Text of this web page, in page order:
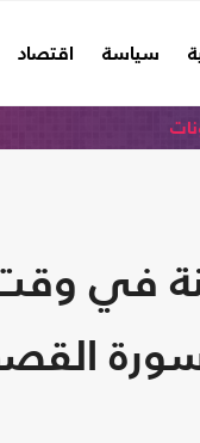
(current) سياسة اقتصاد
في وقت
القصص